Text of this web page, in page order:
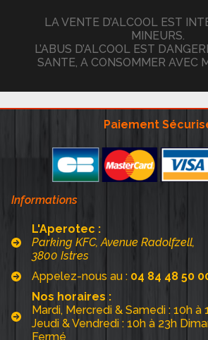
LA VENTE D’ALCOOL EST
MINEURS.
L’ABUS D’ALCOOL EST
SANTE, A CONSOMMER AVEC
Paiement
Informations
L'Aperotec :
Parking KFC, Avenue Radolfzell,
3800 Istres
Appelez-nous au : 04 84 48 50
Nos horaires :
Mardi, Mercredi & Samedi : 10h à
Jeudi & Vendredi : 10h à 23h
Fermé